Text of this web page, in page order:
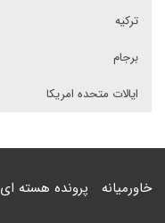
ترکیه
برجام
ایالات متحده امریکا
خاورمیانه پرونده هسته ای